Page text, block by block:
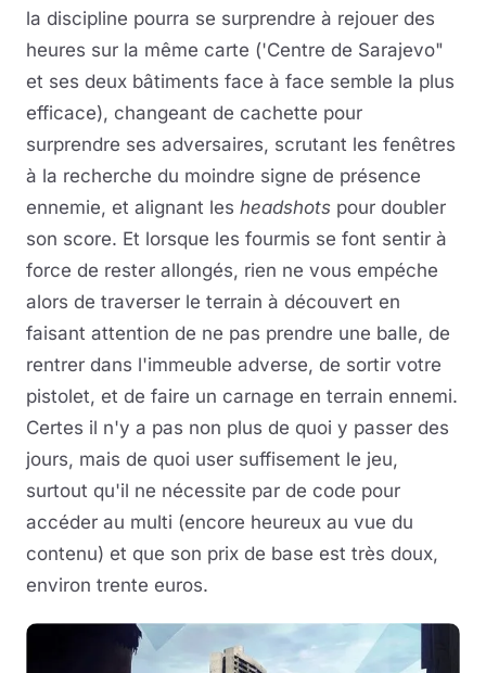
la discipline pourra se surprendre à rejouer des
heures sur la même carte ('Centre de Sarajevo"
et ses deux bâtiments face à face semble la plus
efficace), changeant de cachette pour
surprendre ses adversaires, scrutant les fenêtres
à la recherche du moindre signe de présence
ennemie, et alignant les headshots pour doubler
son score. Et lorsque les fourmis se font sentir à
force de rester allongés, rien ne vous empéche
alors de traverser le terrain à découvert en
faisant attention de ne pas prendre une balle, de
rentrer dans l'immeuble adverse, de sortir votre
pistolet, et de faire un carnage en terrain ennemi.
Certes il n'y a pas non plus de quoi y passer des
jours, mais de quoi user suffisement le jeu,
surtout qu'il ne nécessite par de code pour
accéder au multi (encore heureux au vue du
contenu) et que son prix de base est très doux,
environ trente euros.